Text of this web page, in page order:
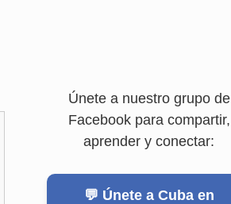
Únete a nuestro grupo de
Facebook para compartir,
aprender y conectar:
💬 Únete a Cuba en